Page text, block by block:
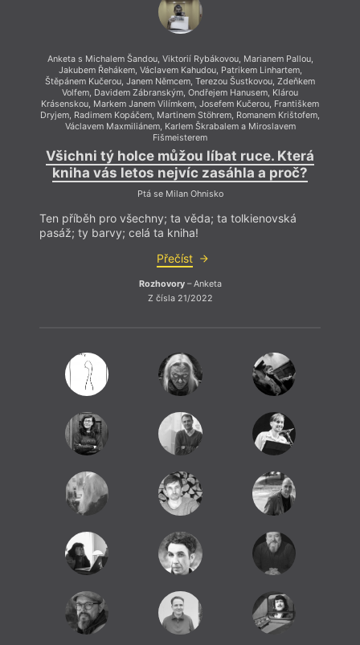
Anketa s Michalem Šandou, Viktorií Rybákovou, Marianem Pallou,
Jakubem Řehákem, Václavem Kahudou, Patrikem Linhartem,
Štěpánem Kučerou, Janem Němcem, Terezou Šustkovou, Zdeňkem
Volfem, Davidem Zábranským, Ondřejem Hanusem, Klárou
Krásenskou, Markem Janem Vilímkem, Josefem Kučerou, Františkem
Dryjem, Radimem Kopáčem, Martinem Stöhrem, Romanem Krištofem,
Václavem Maxmiliánem, Karlem Škrabalem a Miroslavem
Fišmeisterem
Všichni tý holce můžou líbat ruce. Která
kniha vás letos nejvíc zasáhla a proč?
Ptá se Milan Ohnisko
Ten příběh pro všechny; ta věda; ta tolkienovská
pasáž; ty barvy; celá ta kniha!
Přečíst
Rozhovory– Anketa
Z čísla 21/2022